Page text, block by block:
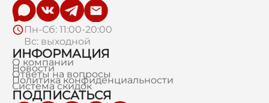
Пн-Сб: 11:00-20:00
Вс: выходной
ИНФОРМАЦИЯ
О компании
Новости
Ответы на вопросы
Политика конфиденциальности
Система скидок
ПОДПИСАТЬСЯ